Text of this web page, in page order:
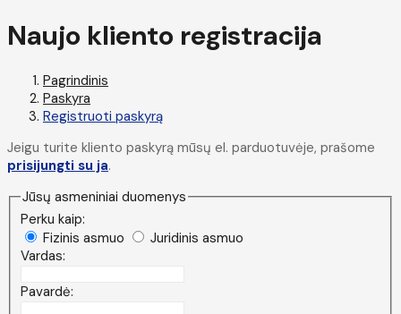
Naujo kliento registracija
Pagrindinis
Paskyra
Registruoti paskyrą
Jeigu turite kliento paskyrą mūsų el. parduotuvėje, prašome
prisijungti su ja.
Jūsų asmeniniai duomenys
Perku kaip:
Fizinis asmuo
Juridinis asmuo
Vardas:
Pavardė: